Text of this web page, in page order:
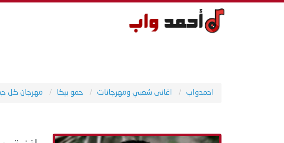
احمدواب اغانى شعبي ومهرجانات حمو بيكا مهرجان كل